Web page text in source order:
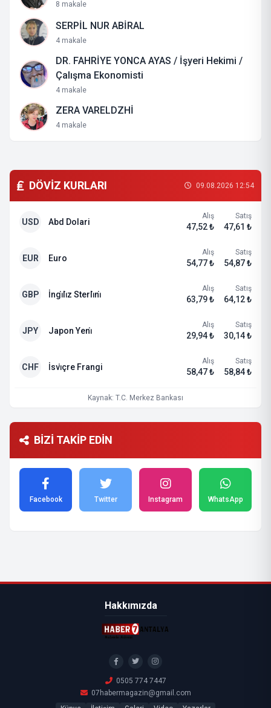
8 makale
SERPİL NUR ABİRAL
4 makale
DR. FAHRİYE YONCA AYAS / İşyeri Hekimi /
Çalışma Ekonomisti
4 makale
ZERA VARELDZHİ
4 makale
DÖVİZ KURLARI 09.08.2026 12:54
USD Abd Dolari
Alış
47,52 ₺
Satış
47,61 ₺
EUR Euro
Alış
54,77 ₺
Satış
54,87 ₺
GBP İngi̇li̇z Sterli̇ni̇
Alış
63,79 ₺
Satış
64,12 ₺
JPY Japon Yeni̇
Alış
29,94 ₺
Satış
30,14 ₺
CHF İsvi̇çre Frangi
Alış
58,47 ₺
Satış
58,84 ₺
Kaynak: T.C. Merkez Bankası
BİZİ TAKİP EDİN
Facebook Twitter Instagram WhatsApp
Hakkımızda
0505 774 7447
07habermagazin@gmail.com